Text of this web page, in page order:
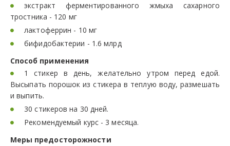
экстракт ферментированного жмыха сахарного
тростника - 120 мг
лактоферрин - 10 мг
бифидобактерии - 1.6 млрд
Способ применения
1 стикер в день, желательно утром перед едой.
Высыпать порошок из стикера в теплую воду, размешать
и выпить.
30 стикеров на 30 дней.
Рекомендуемый курс - 3 месяца.
Меры предосторожности